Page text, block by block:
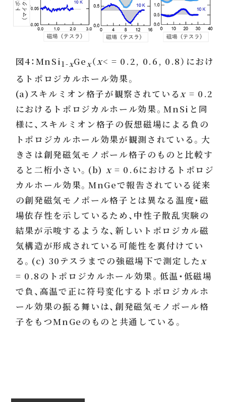
図4：MnSi1-xGex（x< = 0.2, 0.6, 0.8）におけ
るトポロジカルホール効果。
(a)スキルミオン格子が観察されている x = 0.2
におけるトポロジカルホール効果。MnSiと同
様に、スキルミオン格子の仮想磁場による負の
トポロジカルホール効果が観測されている。大
きさは創発磁気モノポール格子のものと比較す
ると二桁小さい。(b) x= 0.6におけるトポロジ
カルホール効果。MnGeで報告されている従来
の創発磁気モノポール格子とは異なる温度・磁
場依存性を示しているため、中性子散乱実験の
結果が示唆するような、新しいトポロジカル磁
気構造が形成されている可能性を裏付けてい
る。(c) 30テスラまでの強磁場下で測定した x
= 0.8のトポロジカルホール効果。低温・低磁場
で負、高温で正に符号変化するトポロジカルホ
ール効果の振る舞いは、創発磁気モノポール格
子をもつMnGeのものと共通している。